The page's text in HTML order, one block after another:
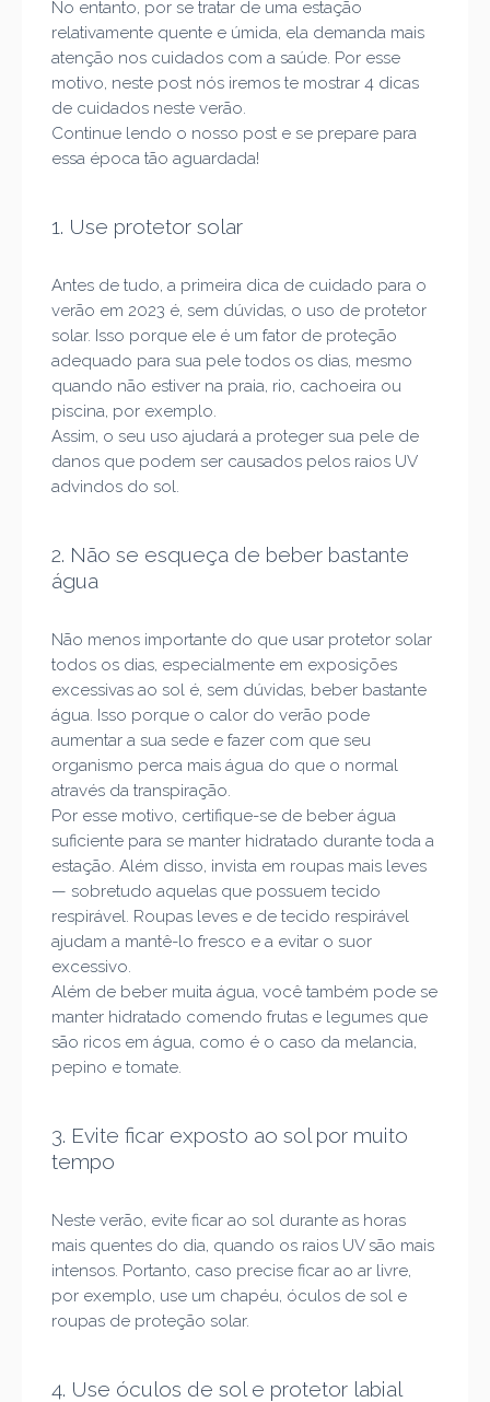
No entanto, por se tratar de uma estação
relativamente quente e úmida, ela demanda mais
atenção nos cuidados com a saúde. Por esse
motivo, neste post nós iremos te mostrar 4 dicas
de cuidados neste verão.
Continue lendo o nosso post e se prepare para
essa época tão aguardada!
1. Use protetor solar
Antes de tudo, a primeira dica de cuidado para o
verão em 2023 é, sem dúvidas, o uso de protetor
solar. Isso porque ele é um fator de proteção
adequado para sua pele todos os dias, mesmo
quando não estiver na praia, rio, cachoeira ou
piscina, por exemplo.
Assim, o seu uso ajudará a proteger sua pele de
danos que podem ser causados pelos raios UV
advindos do sol.
2. Não se esqueça de beber bastante
água
Não menos importante do que usar protetor solar
todos os dias, especialmente em exposições
excessivas ao sol é, sem dúvidas, beber bastante
água. Isso porque o calor do verão pode
aumentar a sua sede e fazer com que seu
organismo perca mais água do que o normal
através da transpiração.
Por esse motivo, certifique-se de beber água
suficiente para se manter hidratado durante toda a
estação. Além disso, invista em roupas mais leves
— sobretudo aquelas que possuem tecido
respirável. Roupas leves e de tecido respirável
ajudam a mantê-lo fresco e a evitar o suor
excessivo.
Além de beber muita água, você também pode se
manter hidratado comendo frutas e legumes que
são ricos em água, como é o caso da melancia,
pepino e tomate.
3. Evite ficar exposto ao sol por muito
tempo
Neste verão, evite ficar ao sol durante as horas
mais quentes do dia, quando os raios UV são mais
intensos. Portanto, caso precise ficar ao ar livre,
por exemplo, use um chapéu, óculos de sol e
roupas de proteção solar.
4. Use óculos de sol e protetor labial